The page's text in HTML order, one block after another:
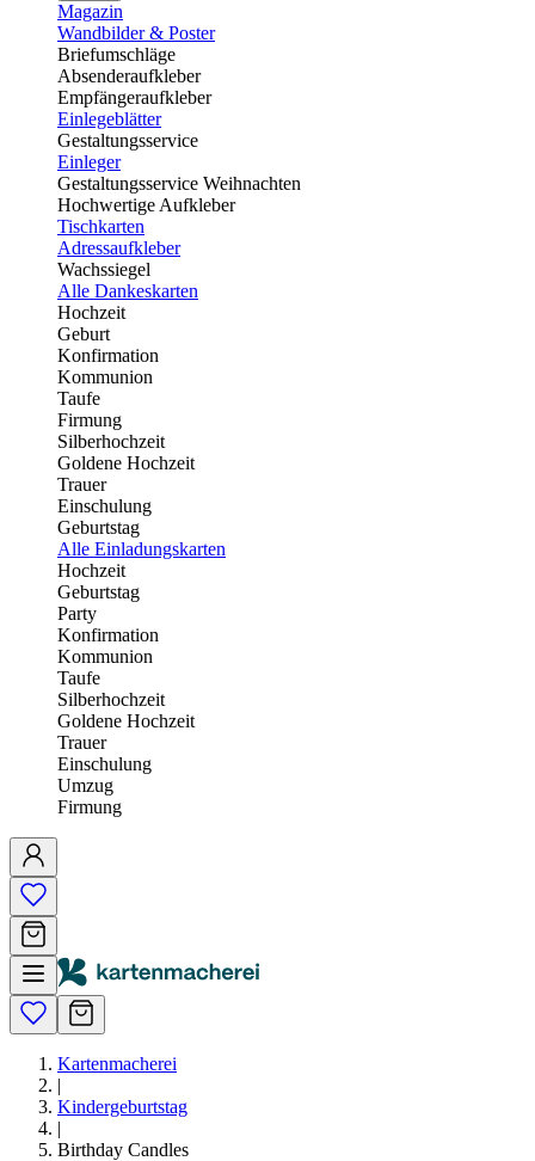
Magazin
Wandbilder & Poster
Briefumschläge
Absenderaufkleber
Empfängeraufkleber
Einlegeblätter
Gestaltungsservice
Einleger
Gestaltungsservice Weihnachten
Hochwertige Aufkleber
Tischkarten
Adressaufkleber
Wachssiegel
Alle Dankeskarten
Hochzeit
Geburt
Konfirmation
Kommunion
Taufe
Firmung
Silberhochzeit
Goldene Hochzeit
Trauer
Einschulung
Geburtstag
Alle Einladungskarten
Hochzeit
Geburtstag
Party
Konfirmation
Kommunion
Taufe
Silberhochzeit
Goldene Hochzeit
Trauer
Einschulung
Umzug
Firmung
Kartenmacherei
|
Kindergeburtstag
|
Birthday Candles